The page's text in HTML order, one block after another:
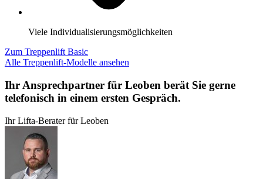
Viele Individualisierungsmöglichkeiten
Zum Treppenlift Basic
Alle Treppenlift-Modelle ansehen
Ihr Ansprechpartner für Leoben berät Sie gerne
telefonisch in einem ersten Gespräch.
Ihr Lifta-Berater für Leoben